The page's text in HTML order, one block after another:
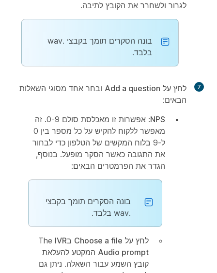
לגרור ולשחרר את הקובץ לתיבה.
בונה הסקרים תומך בקבצי .wav
בלבד.
7 לחץ על Add a question ובחר אחד מסוגי השאלות
הבאים:
NPS
: אפשרות זו מאכלסת סולם 0-9. זה
מאפשר ללקוח להקיש על כל מספר בין 0
ל-9 בלוח המקשים של הטלפון כדי לבחור
את התגובה כאשר הסקר מופעל. בנוסף,
הגדר את הפרמטרים הבאים:
בונה הסקרים תומך בקבצי
.wav בלבד.
לחץ על Choose a file בTheIVR
Audio prompt המקטע להעלאת
קובץ השמע עבור השאלה. ניתן גם